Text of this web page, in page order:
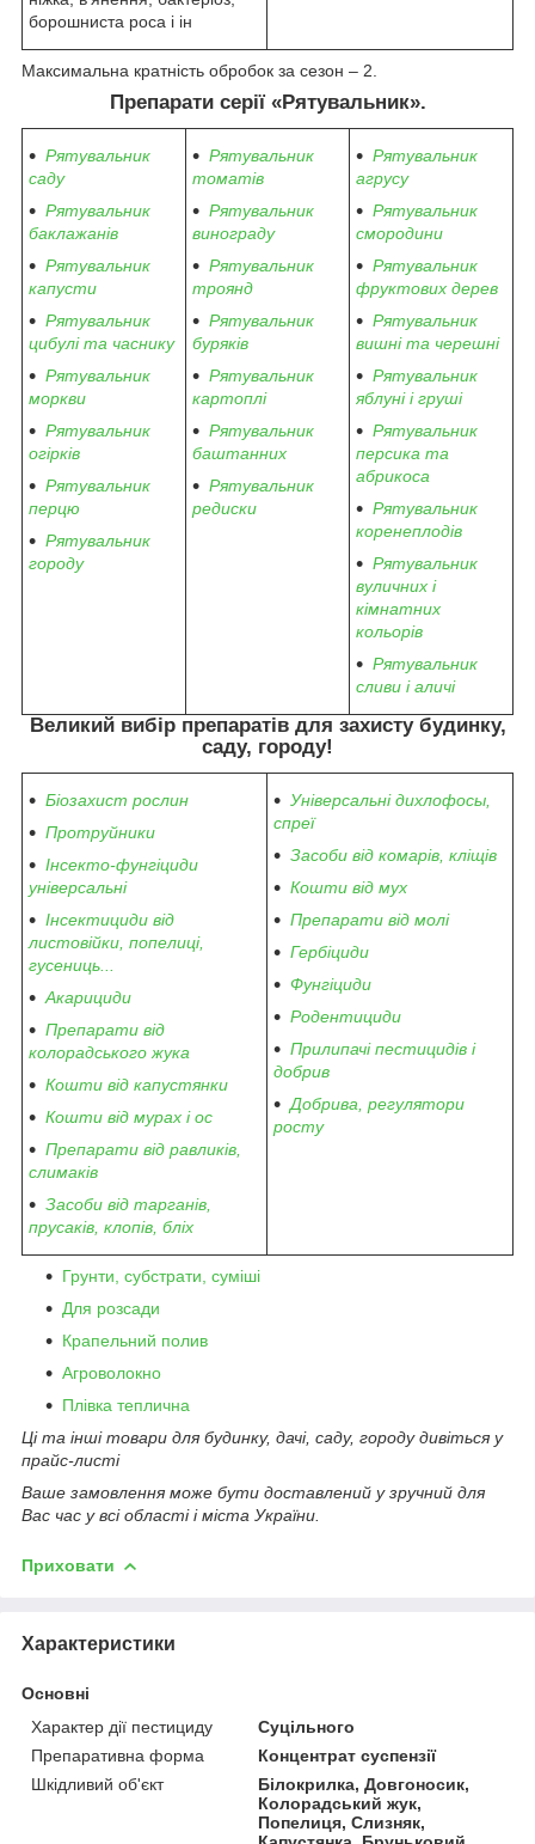
борошниста роса і ін
Максимальна кратність обробок за сезон – 2.
Препарати серії «Рятувальник».
Рятувальник
саду
Рятувальник
баклажанів
Рятувальник
капусти
Рятувальник
цибулі та часнику
Рятувальник
моркви
Рятувальник
огірків
Рятувальник
перцю
Рятувальник
городу
Рятувальник
томатів
Рятувальник
винограду
Рятувальник
троянд
Рятувальник
буряків
Рятувальник
картоплі
Рятувальник
баштанних
Рятувальник
редиски
Рятувальник
агрусу
Рятувальник
смородини
Рятувальник
фруктових дерев
Рятувальник
вишні та черешні
Рятувальник
яблуні і груші
Рятувальник
персика та
абрикоса
Рятувальник
коренеплодів
Рятувальник
вуличних і
кімнатних
кольорів
Рятувальник
сливи і аличі
Великий вибір препаратів для захисту будинку,
саду, городу!
Біозахист рослин
Протруйники
Інсекто-фунгіциди
універсальні
Інсектициди від
листовійки, попелиці,
гусениць...
Акарициди
Препарати від
колорадського жука
Кошти від капустянки
Кошти від мурах і ос
Препарати від равликів,
слимаків
Засоби від тарганів,
прусаків, клопів, бліх
Універсальні дихлофосы,
спреї
Засоби від комарів, кліщів
Кошти від мух
Препарати від молі
Гербіциди
Фунгіциди
Родентициди
Прилипачі пестицидів і
добрив
Добрива, регулятори
росту
Грунти, субстрати, суміші
Для розсади
Крапельний полив
Агроволокно
Плівка теплична
Ці та інші товари для будинку, дачі, саду, городу дивіться у
прайс-листі
Ваше замовлення може бути доставлений у зручний для
Вас час у всі області і міста України.
Приховати
Характеристики
Основні
Характер дії пестициду
Суцільного
Препаративна форма
Концентрат суспензії
Шкідливий об'єкт
Білокрилка, Довгоносик,
Колорадський жук,
Попелиця, Слизняк,